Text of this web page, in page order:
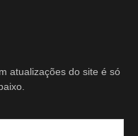
atualizações do site é só